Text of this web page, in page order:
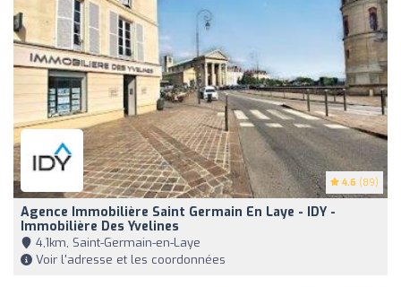
4.6 (89)
Agence Immobilière Saint Germain En Laye - IDY -
Immobilière Des Yvelines
4,1km, Saint-Germain-en-Laye
Voir l'adresse et les coordonnées